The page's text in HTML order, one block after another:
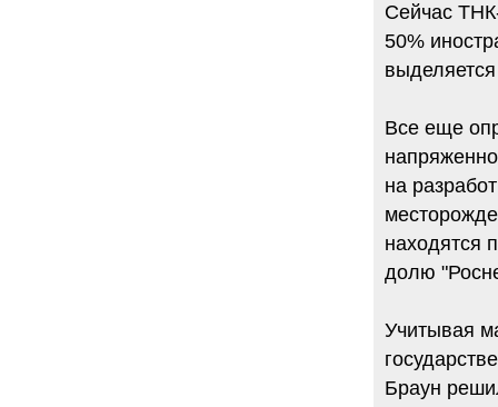
Сейчас
50%
Все еще
на
находятся
долю
Учитывая
Браун